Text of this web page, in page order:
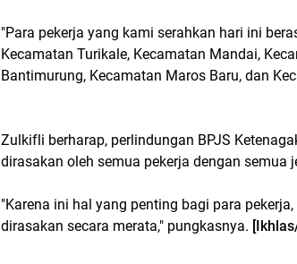
"Para pekerja yang kami serahkan hari ini
Kecamatan Turikale, Kecamatan Mandai,
Bantimurung, Kecamatan Maros Baru, dan
Zulkifli berharap, perlindungan BPJS
dirasakan oleh semua pekerja dengan semua
"Karena ini hal yang penting bagi para
dirasakan secara merata," pungkasnya.